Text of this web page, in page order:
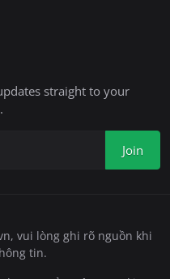
straight to your
Join
vui lòng ghi rõ nguồn khi
tin.